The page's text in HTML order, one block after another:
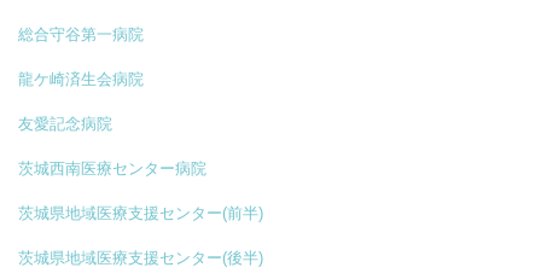
総合守谷第一病院
龍ケ崎済生会病院
友愛記念病院
茨城西南医療センター病院
茨城県地域医療支援センター(前半)
茨城県地域医療支援センター(後半)